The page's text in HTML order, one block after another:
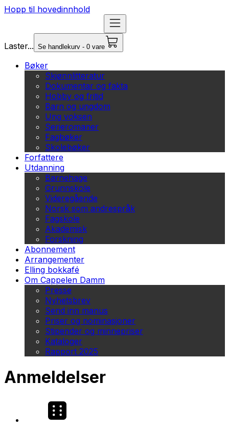
Hopp til hovedinnhold
Laster... Se handlekurv - 0 vare
Bøker
Skjønnlitteratur
Dokumentar og fakta
Hobby og fritid
Barn og ungdom
Ung voksen
Serieromaner
Fagbøker
Skolebøker
Forfattere
Utdanning
Barnehage
Grunnskole
Videregående
Norsk som andrespråk
Fagskole
Akademisk
Forskning
Abonnement
Arrangementer
Elling bokkafé
Om Cappelen Damm
Presse
Nyhetsbrev
Send inn manus
Priser og nominasjoner
Stipender og minnepriser
Kataloger
Rapport 2025
Anmeldelser